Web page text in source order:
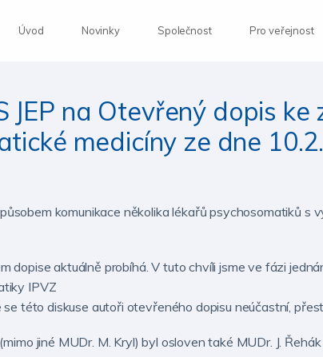
Úvod Novinky Společnost Pro veřejnost
JEP na Otevřený dopis ke
medicíny ze dne
komunikace několika lékařů psychosomatiků s
aktuálně probíhá. V tuto chvíli jsme ve fázi
IPVZ
této diskuse autoři otevřeného dopisu neúčastní,
jiné MUDr. M. Kryl) byl osloven také MUDr. J.